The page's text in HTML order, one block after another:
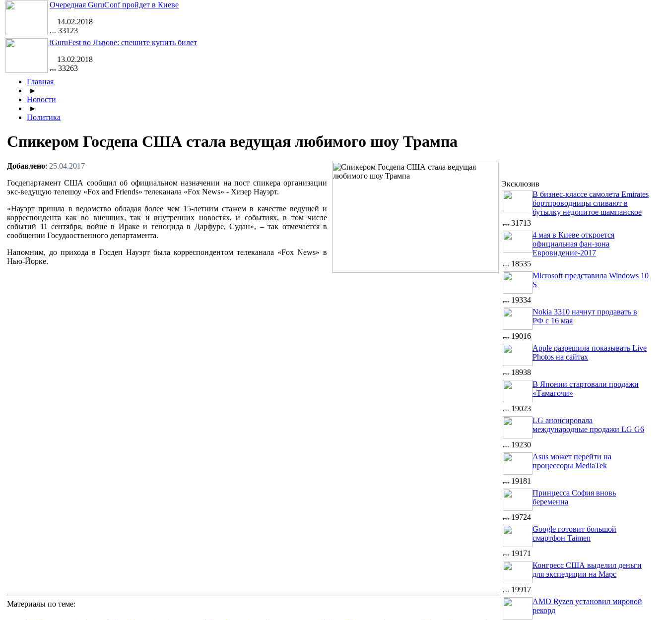
Очередная GuruConf пройдет в Киеве
14.02.2018
33123
iGuruFest во Львове: спешите купить билет
13.02.2018
33263
Главная
►
Новости
►
Политика
Спикером Госдепа США стала ведущая любимого шоу Трампа
Добавлено: 25.04.2017
Госдепартамент США сообщил об официальном назначении на пост спикера организации
экс-ведущую телешоу «Fox and Friends» телеканала «Fox News» - Хизер Науэрт.
«Науэрт пришла в ведомство обладая более чем 15-летним стажем в качестве ведущей и
корреспондента как во внешних, так и внутренних новостях, и событиях, в том числе
событий 11 сентября, войне в Ираке и геноцида в Дарфуре, Судан», – так отмечается в
сообщении Госудаоственного департамента.
Напомним, до прихода в Госдеп Науэрт была корреспондентом телеканала «Fox News» в
Нью-Йорке.
Материалы по теме:
Эксклюзив
В бизнес-классе самолета Emirates
бортпроводницы сливают в
бутылку недопитое шампанское
31713
4 мая в Киеве откроется
официальная фан-зона
Евровидение-2017
18535
Microsoft представила Windows 10
S
19334
Nokia 3310 начнут продавать в
РФ с 16 мая
19016
Apple разрешила показывать Live
Photos на сайтах
18938
В Японии стартовали продажи
«Тамагочи»
19023
LG анонсировала
международные продажи LG G6
19230
Asus может перейти на
процессоры MediaTek
19181
Принцесса София вновь
беременна
19724
Google готовит большой
смартфон Taimen
19171
Конгресс США выделил деньги
для экспедиции на Марс
19917
AMD Ryzen установил мировой
рекорд